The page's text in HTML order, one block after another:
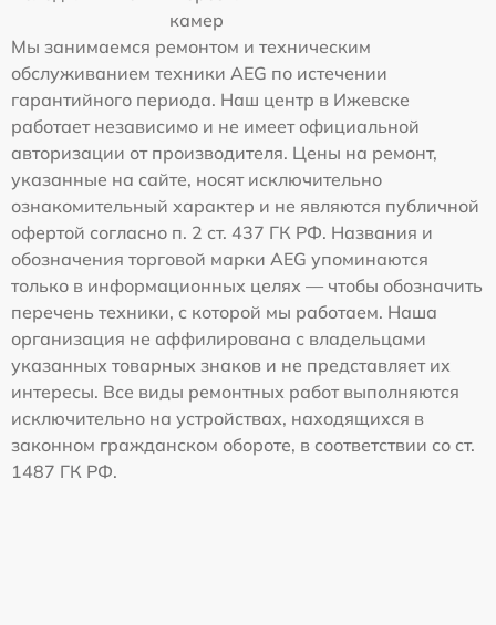
камер
Мы занимаемся ремонтом и техническим
обслуживанием техники AEG по истечении
гарантийного периода. Наш центр в Ижевске
работает независимо и не имеет официальной
авторизации от производителя. Цены на ремонт,
указанные на сайте, носят исключительно
ознакомительный характер и не являются публичной
офертой согласно п. 2 ст. 437 ГК РФ. Названия и
обозначения торговой марки AEG упоминаются
только в информационных целях — чтобы обозначить
перечень техники, с которой мы работаем. Наша
организация не аффилирована с владельцами
указанных товарных знаков и не представляет их
интересы. Все виды ремонтных работ выполняются
исключительно на устройствах, находящихся в
законном гражданском обороте, в соответствии со ст.
1487 ГК РФ.